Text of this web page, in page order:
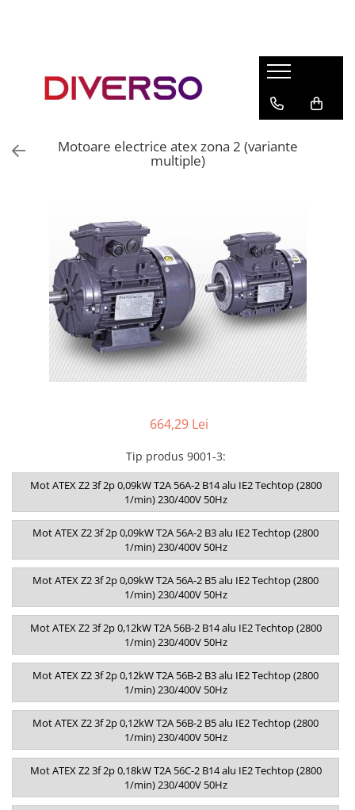
ASA
MULTIMATERIAL
Motoare electrice atex zona 2 (variante
multiple)
664,29 Lei
Tip produs 9001-3:
Mot ATEX Z2 3f 2p 0,09kW T2A 56A-2 B14 alu IE2 Techtop (2800
1/min) 230/400V 50Hz
Mot ATEX Z2 3f 2p 0,09kW T2A 56A-2 B3 alu IE2 Techtop (2800
1/min) 230/400V 50Hz
Mot ATEX Z2 3f 2p 0,09kW T2A 56A-2 B5 alu IE2 Techtop (2800
1/min) 230/400V 50Hz
Mot ATEX Z2 3f 2p 0,12kW T2A 56B-2 B14 alu IE2 Techtop (2800
1/min) 230/400V 50Hz
Mot ATEX Z2 3f 2p 0,12kW T2A 56B-2 B3 alu IE2 Techtop (2800
1/min) 230/400V 50Hz
Mot ATEX Z2 3f 2p 0,12kW T2A 56B-2 B5 alu IE2 Techtop (2800
1/min) 230/400V 50Hz
Mot ATEX Z2 3f 2p 0,18kW T2A 56C-2 B14 alu IE2 Techtop (2800
1/min) 230/400V 50Hz